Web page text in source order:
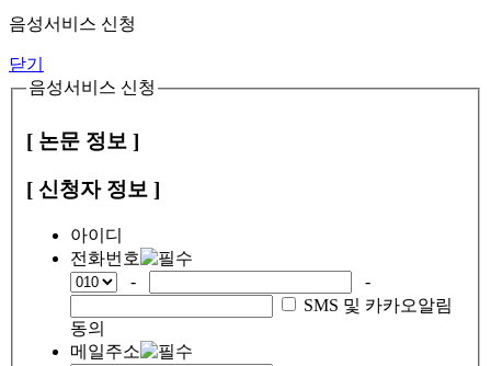
음성서비스 신청
닫기
음성서비스 신청
[ 논문 정보 ]
[ 신청자 정보 ]
아이디
전화번호
-
-
SMS 및 카카오알림
동의
메일주소